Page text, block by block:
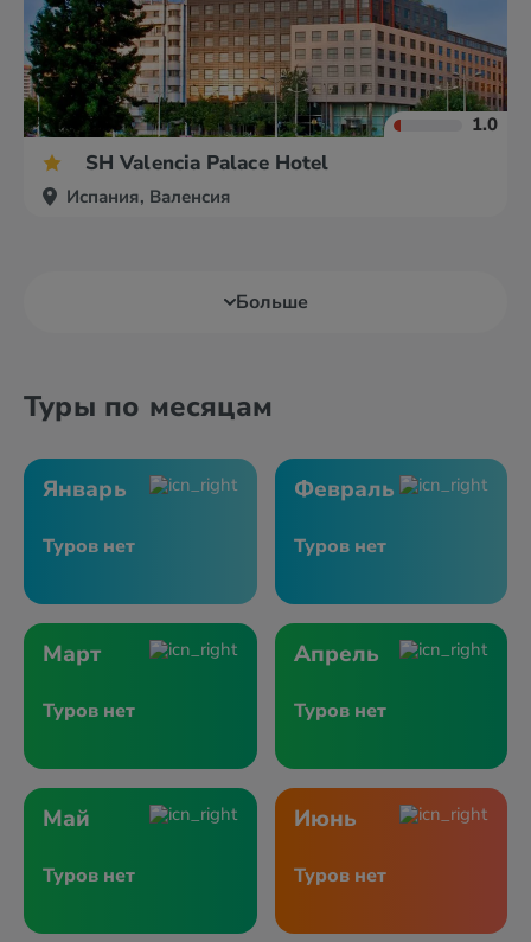
1.0
SH Valencia Palace Hotel
Испания, Валенсия
Больше
Туры по месяцам
Январь
Туров нет
Февраль
Туров нет
Март
Туров нет
Апрель
Туров нет
Май
Туров нет
Июнь
Туров нет